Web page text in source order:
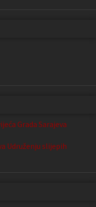
Grada Sarajeva
Udruženju slijepih